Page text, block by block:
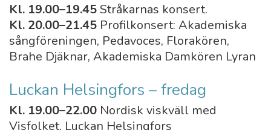
Kl. 19.00–19.45Stråkarnas konsert.
Kl. 20.00–21.45 Profilkonsert: Akademiska
sångföreningen, Pedavoces, Florakören,
Brahe Djäknar, Akademiska Damkören Lyran
Luckan Helsingfors – fredag
Kl. 19.00–22.00 Nordisk viskväll med
Visfolket, Luckan Helsingfors